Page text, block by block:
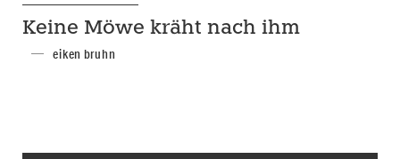
Keine Möwe kräht nach ihm
eiken bruhn